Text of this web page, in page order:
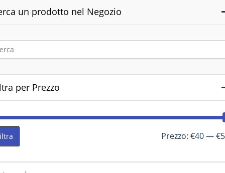
un prodotto nel Negozio
per Prezzo
Prezzo: €40—